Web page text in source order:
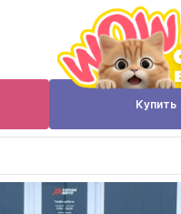
Купить